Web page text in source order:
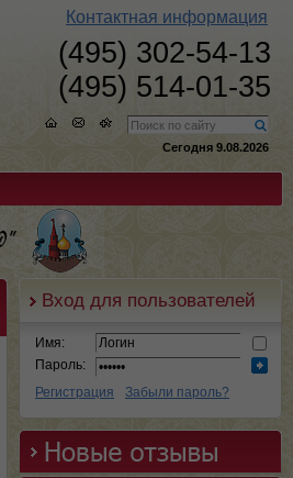
Контактная информация
(495) 302-54-13
(495) 514-01-35
Сегодня 9.08.2026
Вход для пользователей
Имя:
Пароль:
Регистрация
Забыли пароль?